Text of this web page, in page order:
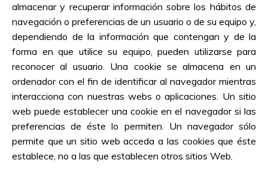
almacenar y recuperar información sobre los hábitos de
navegación o preferencias de un usuario o de su equipo y,
dependiendo de la información que contengan y de la
forma en que utilice su equipo, pueden utilizarse para
reconocer al usuario. Una cookie se almacena en un
ordenador con el fin de identificar al navegador mientras
interacciona con nuestras webs o aplicaciones. Un sitio
web puede establecer una cookie en el navegador si las
preferencias de éste lo permiten. Un navegador sólo
permite que un sitio web acceda a las cookies que éste
establece, no a las que establecen otros sitios Web.